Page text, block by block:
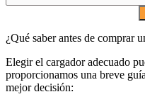
¿Qué saber antes de comprar
Elegir el cargador adecuado
proporcionamos una breve
mejor decisión: